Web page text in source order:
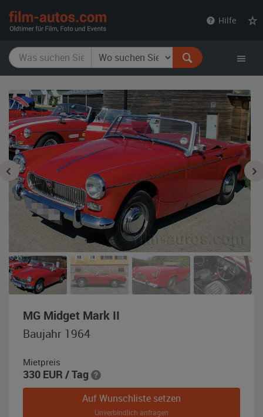
Hilfe
MG Midget Mark II
Red)
Baujahr 1964
Mietpreis
330 EUR / Tag
Auf Wunschliste setzen
Unverbindlich anfragen